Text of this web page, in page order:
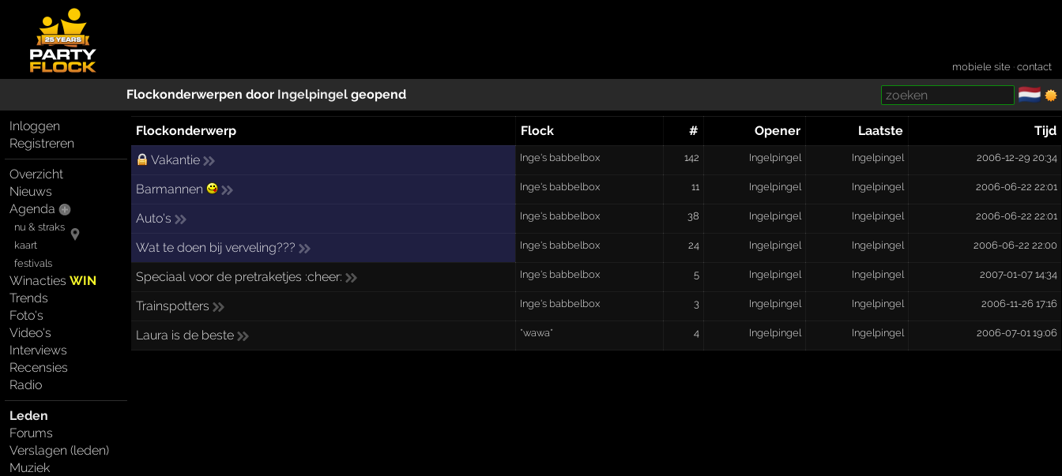
mobiele site ·contact
Flockonderwerpen door Ingelpingel geopend 🇳🇱
Inloggen
Registreren
Overzicht
Nieuws
Agenda
nu & straks
kaart
festivals
WinactiesWIN
Trends
Foto's
Video's
Interviews
Recensies
Radio
Leden
Forums
Verslagen (leden)
Muziek
Flockonderwerp Flock # Opener Laatste
Tijd
Vakantie
Inge's babbelbox 142 Ingelpingel Ingelpingel 2006-12-29 20:34
Barmannen Inge's babbelbox 11 Ingelpingel Ingelpingel 2006-06-22 22:01
Auto's Inge's babbelbox 38 Ingelpingel Ingelpingel 2006-06-22 22:01
Wat te doen bij verveling??? Inge's babbelbox 24 Ingelpingel Ingelpingel 2006-06-22 22:00
Speciaal voor de pretraketjes :cheer: Inge's babbelbox 5 Ingelpingel Ingelpingel 2007-01-07 14:34
Trainspotters Inge's babbelbox 3 Ingelpingel Ingelpingel 2006-11-26 17:16
Laura is de beste *wawa* 4 Ingelpingel Ingelpingel 2006-07-01 19:06